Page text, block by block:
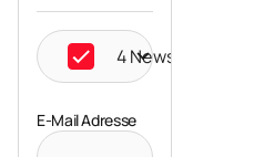
4 Newsletter
E-Mail Adresse